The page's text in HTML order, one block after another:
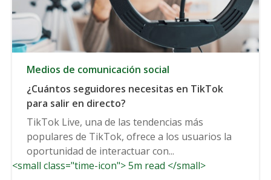
Medios de comunicación social
¿Cuántos seguidores necesitas en TikTok
para salir en directo?
TikTok Live, una de las tendencias más
populares de TikTok, ofrece a los usuarios la
oportunidad de interactuar con...
<small class="time-icon"> 5m read </small>